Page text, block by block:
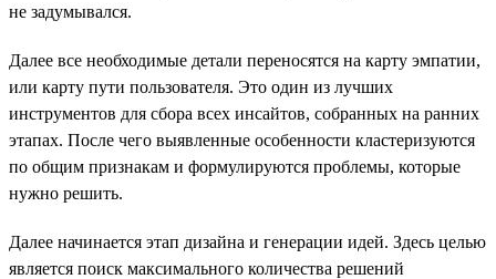
не задумывался.
Далее все необходимые детали переносятся на карту эмпатии,
или карту пути пользователя. Это один из лучших
инструментов для сбора всех инсайтов, собранных на ранних
этапах. После чего выявленные особенности кластеризуются
по общим признакам и формулируются проблемы, которые
нужно решить.
Далее начинается этап дизайна и генерации идей. Здесь целью
является поиск максимального количества решений